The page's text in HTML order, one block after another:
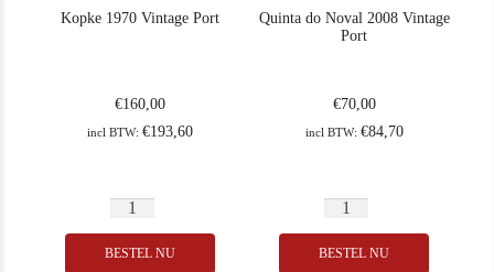
Kopke 1970 Vintage Port
€160,00
incl BTW: €193,60
BESTEL NU
Quinta do Noval 2008 Vintage
Port
€70,00
incl BTW: €84,70
BESTEL NU
In Stock In Stock